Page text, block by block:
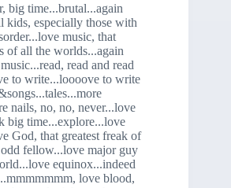
big time...brutal...again
kids, especially those with
music, that
of all the worlds...again
read and read
to write...loooove to write
nails, no, no, never...love
big time...explore...love
God, that greatest freak of
fellow...love major guy
equinox...indeed
love blood,